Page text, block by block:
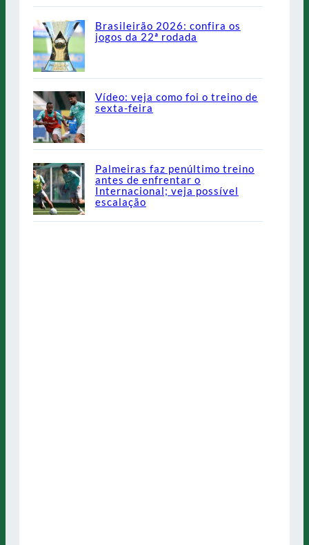
Brasileirão 2026: confira os
jogos da 22ª rodada
Vídeo: veja como foi o treino de
sexta-feira
Palmeiras faz penúltimo treino
antes de enfrentar o
Internacional; veja possível
escalação